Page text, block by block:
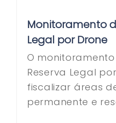
Monitoramento
Legal por Drone
O monitoramento
Reserva Legal
fiscalizar áreas
permanente e